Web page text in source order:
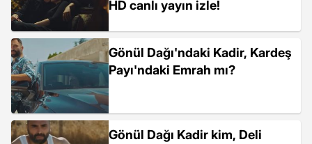
HD canlı yayın izle!
Gönül Dağı'ndaki Kadir, Kardeş
Payı'ndaki Emrah mı?
Gönül Dağı Kadir kim, Deli